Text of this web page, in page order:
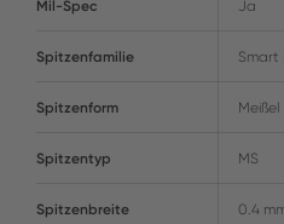
Mil-Spec Ja
Spitzenfamilie Smart
Spitzenform Meißel
Spitzentyp MS
Spitzenbreite 0.4